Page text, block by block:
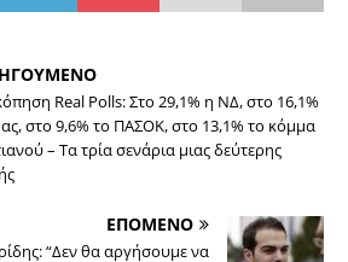
Real Polls: Στο 29,1% η ΝΔ, στο 16,1%
στο 9,6% το ΠΑΣΟΚ, στο 13,1% το κόμμα
– Τα τρία σενάρια μιας δεύτερης
ΕΠΟΜΕΝΟ
“Δεν θα αργήσουμε να